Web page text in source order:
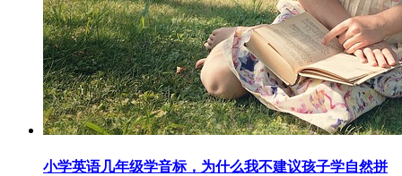
小学英语几年级学音标，为什么我不建议孩子学自然拼